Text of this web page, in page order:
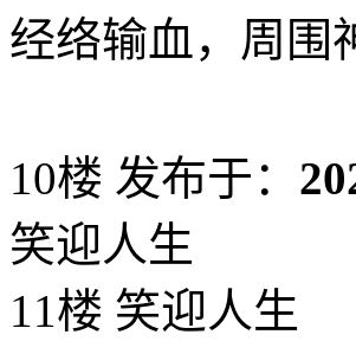
经络输血，周围
10楼 发布于：
笑迎人生
11楼 笑迎人生